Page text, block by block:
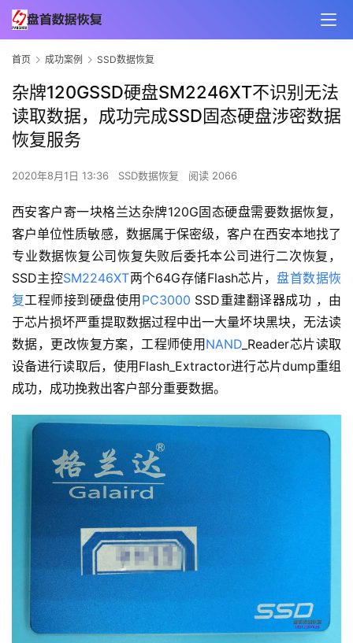
首页 成功案例 SSD数据恢复
杂牌120GSSD硬盘SM2246XT不识别无法
读取数据，成功完成SSD固态硬盘涉密数据
恢复服务
2020年8月1日 13:36 SSD数据恢复 阅读 2066
西安客户寄一块格兰达杂牌120G固态硬盘需要数据恢复，
客户单位性质敏感，数据属于保密级，客户在西安本地找了
专业数据恢复公司恢复失败后委托本公司进行二次恢复，
SSD主控SM2246XT两个64G存储Flash芯片，盘首数据恢
复工程师接到硬盘使用 PC3000 SSD重建翻译器成功 ，由
于芯片损坏严重提取数据过程中出一大量坏块黑块，无法读
数据，更改恢复方案，工程师使用 NAND _Reader芯片读取
设备进行读取后，使用Flash_Extractor进行芯片dump重组
成功，成功挽救出客户部分重要数据。